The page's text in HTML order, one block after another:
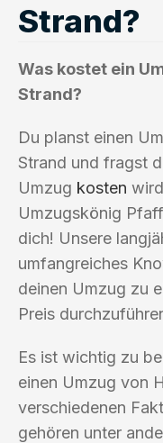
Strand?
Was kostet ein
Strand?
Du planst einen
Strand und fragst
Umzug kosten
Umzugskönig
dich! Unsere
umfangreiches
deinen Umzug zu
Preis
Es ist wichtig zu
einen Umzug von
verschiedenen
gehören unter